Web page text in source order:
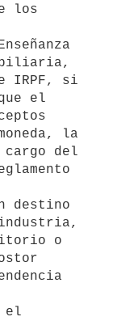
los
IRPF, si
el
la
cargo del
destino
o
el